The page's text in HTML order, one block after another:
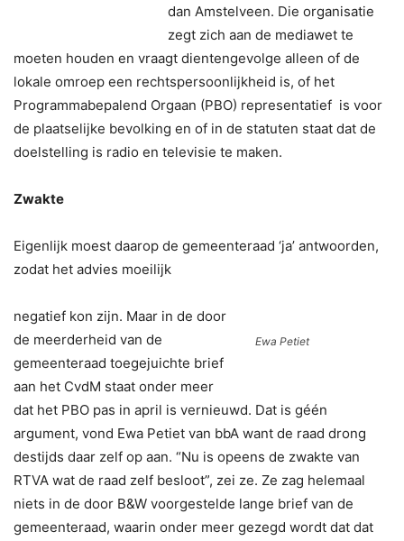
dan Amstelveen. Die organisatie
zegt zich aan de mediawet te
moeten houden en vraagt dientengevolge alleen of de
lokale omroep een rechtspersoonlijkheid is, of het
Programmabepalend Orgaan (PBO) representatief is voor
de plaatselijke bevolking en of in de statuten staat dat de
doelstelling is radio en televisie te maken.
Zwakte
Eigenlijk moest daarop de gemeenteraad ‘ja’ antwoorden,
zodat het advies moeilijk
Ewa Petiet
negatief kon zijn. Maar in de door
de meerderheid van de
gemeenteraad toegejuichte brief
aan het CvdM staat onder meer
dat het PBO pas in april is vernieuwd. Dat is géén
argument, vond Ewa Petiet van bbA want de raad drong
destijds daar zelf op aan. “Nu is opeens de zwakte van
RTVA wat de raad zelf besloot”, zei ze. Ze zag helemaal
niets in de door B&W voorgestelde lange brief van de
gemeenteraad, waarin onder meer gezegd wordt dat dat